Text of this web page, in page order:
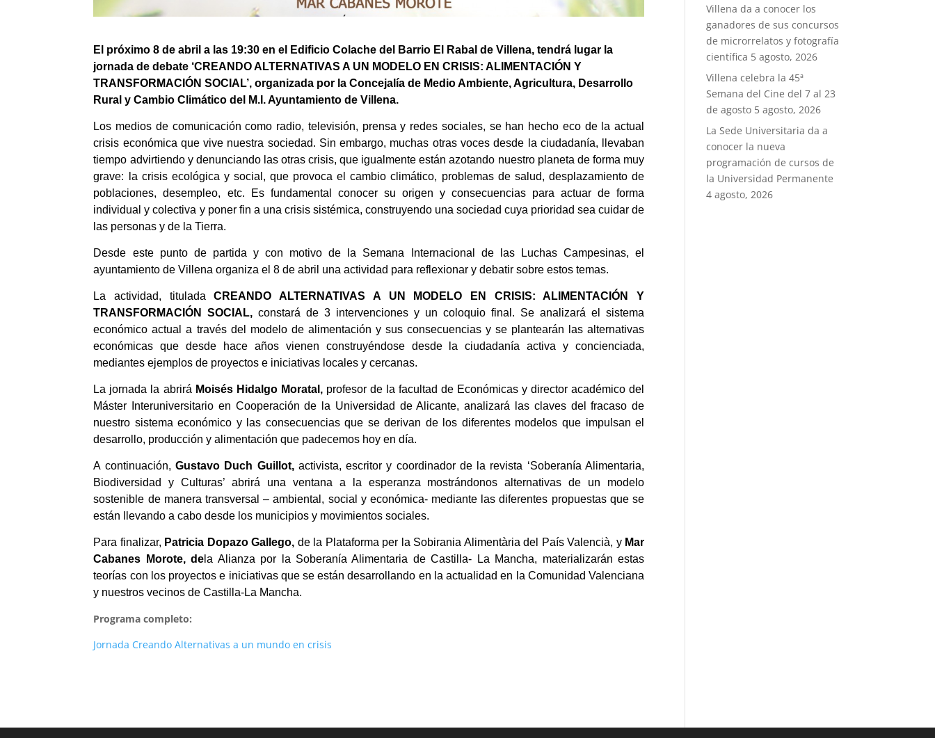
El próximo 8 de abril a las 19:30 en el Edificio Colache del Barrio El Rabal de Villena, tendrá lugar la
jornada de debate ‘CREANDO ALTERNATIVAS A UN MODELO EN CRISIS: ALIMENTACIÓN Y
TRANSFORMACIÓN SOCIAL’, organizada por la Concejalía de Medio Ambiente, Agricultura, Desarrollo
Rural y Cambio Climático del M.I. Ayuntamiento de Villena.
Los medios de comunicación como radio, televisión, prensa y redes sociales, se han hecho eco de la actual
crisis económica que vive nuestra sociedad. Sin embargo, muchas otras voces desde la ciudadanía, llevaban
tiempo advirtiendo y denunciando las otras crisis, que igualmente están azotando nuestro planeta de forma muy
grave: la crisis ecológica y social, que provoca el cambio climático, problemas de salud, desplazamiento de
poblaciones, desempleo, etc. Es fundamental conocer su origen y consecuencias para actuar de forma
individual y colectiva y poner fin a una crisis sistémica, construyendo una sociedad cuya prioridad sea cuidar de
las personas y de la Tierra.
Desde este punto de partida y con motivo de la Semana Internacional de las Luchas Campesinas, el
ayuntamiento de Villena organiza el 8 de abril una actividad para reflexionar y debatir sobre estos temas.
La actividad, tituladaCREANDO ALTERNATIVAS A UN MODELO EN CRISIS: ALIMENTACIÓN Y
TRANSFORMACIÓN SOCIAL,constará de 3 intervenciones y un coloquio final. Se analizará el sistema
económico actual a través del modelo de alimentación y sus consecuencias y se plantearán las alternativas
económicas que desde hace años vienen construyéndose desde la ciudadanía activa y concienciada,
mediantes ejemplos de proyectos e iniciativas locales y cercanas.
La jornada la abrirá Moisés Hidalgo Moratal, profesor de la facultad de Económicas y director académico del
Máster Interuniversitario en Cooperación de la Universidad de Alicante, analizará las claves del fracaso de
nuestro sistema económico y las consecuencias que se derivan de los diferentes modelos que impulsan el
desarrollo, producción y alimentación que padecemos hoy en día.
A continuación, Gustavo Duch Guillot, activista, escritor y coordinador de la revista ‘Soberanía Alimentaria,
Biodiversidad y Culturas’ abrirá una ventana a la esperanza mostrándonos alternativas de un modelo
sostenible de manera transversal – ambiental, social y económica- mediante las diferentes propuestas que se
están llevando a cabo desde los municipios y movimientos sociales.
Para finalizar, Patricia Dopazo Gallego, de la Plataforma per la Sobirania Alimentària del País Valencià, y Mar
Cabanes Morote, de la Alianza por la Soberanía Alimentaria de Castilla- La Mancha, materializarán estas
teorías con los proyectos e iniciativas que se están desarrollando en la actualidad en la Comunidad Valenciana
y nuestros vecinos de Castilla-La Mancha.
Programa completo:
Jornada Creando Alternativas a un mundo en crisis
Villena da a conocer los
ganadores de sus concursos
de microrrelatos y fotografía
científica 5 agosto, 2026
Villena celebra la 45ª
Semana del Cine del 7 al 23
de agosto 5 agosto, 2026
La Sede Universitaria da a
conocer la nueva
programación de cursos de
la Universidad Permanente
4 agosto, 2026